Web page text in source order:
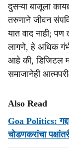
दुसऱ्या बाजूला
तरुणाने जीवन
यात वाद नाही; पण
लागणे, हे अधिक
आहे की, डिजिटल
समाजानेही
Also Read
Goa Politics:
चोडणकरांचा